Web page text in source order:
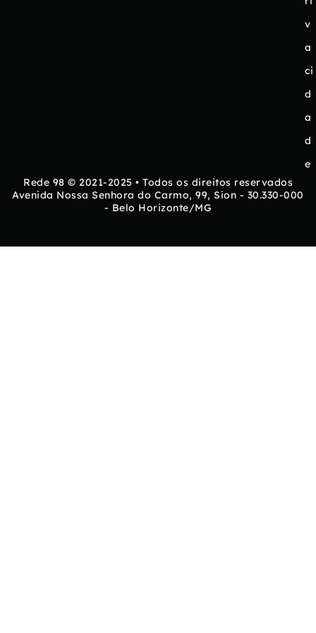
v
a
ci
d
a
d
e
Rede 98 © 2021-2025 • Todos os direitos reservados
Avenida Nossa Senhora do Carmo, 99, Sion - 30.330-000
- Belo Horizonte/MG